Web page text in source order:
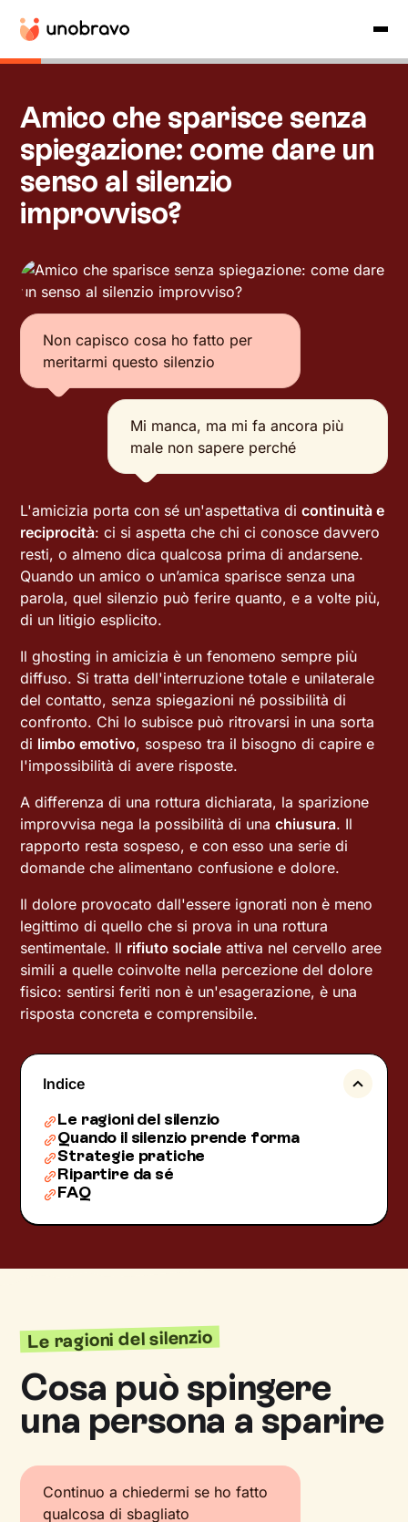
Amico che sparisce senza
spiegazione: come dare un
senso al silenzio
improvviso?
Non capisco cosa ho fatto per
meritarmi questo silenzio
Mi manca, ma mi fa ancora più
male non sapere perché
L'amicizia porta con sé un'aspettativa dicontinuità e
reciprocità: ci si aspetta che chi ci conosce davvero
resti, o almeno dica qualcosa prima di andarsene.
Quando un amico o un’amica sparisce senza una
parola, quel silenzio può ferire quanto, e a volte più,
di un litigio esplicito.
Il ghosting in amicizia è un fenomeno sempre più
diffuso. Si tratta dell'interruzione totale e unilaterale
del contatto, senza spiegazioni né possibilità di
confronto. Chi lo subisce può ritrovarsi in una sorta
di limbo emotivo, sospeso tra il bisogno di capire e
l'impossibilità di avere risposte.
A differenza di una rottura dichiarata, la sparizione
improvvisa nega la possibilità di unachiusura. Il
rapporto resta sospeso, e con esso una serie di
domande che alimentano confusione e dolore.
Il dolore provocato dall'essere ignorati non è meno
legittimo di quello che si prova in una rottura
sentimentale. Il rifiuto sociale attiva nel cervello aree
simili a quelle coinvolte nella percezione del dolore
fisico: sentirsi feriti non è un'esagerazione, è una
risposta concreta e comprensibile.
Indice
Le ragioni del silenzio
Quando il silenzio prende forma
Strategie pratiche
Ripartire da sé
FAQ
Le ragioni del silenzio
Cosa può spingere
una persona a sparire
Continuo a chiedermi se ho fatto
qualcosa di sbagliato